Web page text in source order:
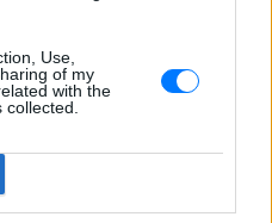
Use,
of my
with the